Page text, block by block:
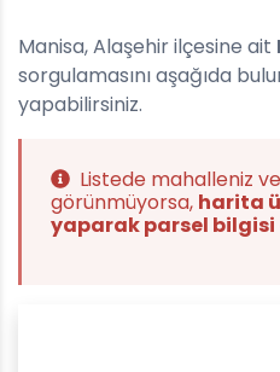
Manisa, Alaşehir ilçesine ait
sorgulamasını aşağıda
yapabilirsiniz.
Listede mahalleniz
görünmüyorsa, harita
yaparak parsel bilgisi